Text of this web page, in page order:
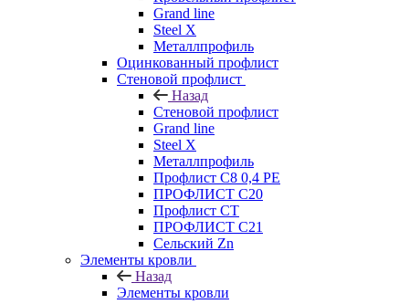
Grand line
Steel X
Металлпрофиль
Оцинкованный профлист
Стеновой профлист
Назад
Стеновой профлист
Grand line
Steel X
Металлпрофиль
Профлист С8 0,4 РЕ
ПРОФЛИСТ С20
Профлист СТ
ПРОФЛИСТ С21
Сельский Zn
Элементы кровли
Назад
Элементы кровли